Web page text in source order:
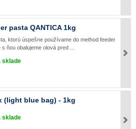
pasta QANTICA 1kg
ktorú úspešne používame do method feeder
ňou obalujeme olová pred ...
sklade
(light blue bag) - 1kg
sklade